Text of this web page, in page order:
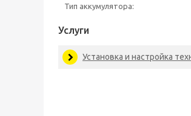
Тип аккумулятора:
Услуги
Установка и настройка